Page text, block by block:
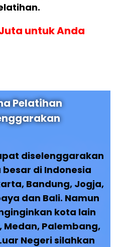
untuk Anda
Pelatihan
diselenggarakan
di Indonesia
Bandung, Jogja,
dan Bali. Namun
kota lain
Palembang,
Negeri silahkan